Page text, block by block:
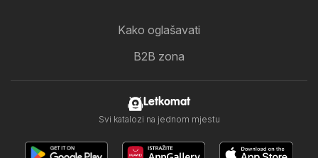
Kako oglašavati
B2B zona
Letkomat
Svi katalozi na jednom mjestu